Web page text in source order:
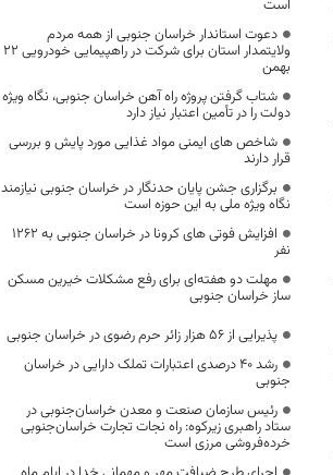
است
دعوت استاندار خراسان جنوبی از همه مردم
ولایتمدار استان برای شرکت در راهپیمایی خودرویی 22
بهمن
شتاب گرفتن پروژه راه آهن خراسان جنوبی، نگاه ویژه
دولت را در تأمین اعتبار نیاز دارد
شاخص های ایمنی مواد غذایی مورد پایش و بررسی
قرار دارند
برگزاری جشن پایان حدنگار در خراسان جنوبی نیازمند
نگاه ویژه ملی به این حوزه است
افزایش فوتی های کرونا در خراسان جنوبی به 1262
نفر
مهلت دو هفته‌ای برای رفع مشکلات خیرین مسکن
ساز خراسان جنوبی
پذیرایی از ۵۶ هزار زائر حرم رضوی در خراسان جنوبی
رشد ۴۰ درصدی اعتبارات تملک دارایی در خراسان
جنوبی
رئیس سازمان صنعت و معدن خراسان‌جنوبی در
ستاد راهبری زیرکوه: راه نجات تجارت خراسان‌جنوبی
خرده‌فروشی مرزی است